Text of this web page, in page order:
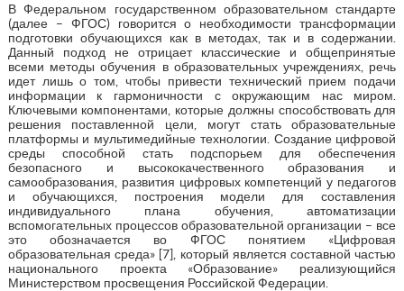
В Федеральном государственном образовательном стандарте
(далее – ФГОС) говорится о необходимости трансформации
подготовки обучающихся как в методах, так и в содержании.
Данный подход не отрицает классические и общепринятые
всеми методы обучения в образовательных учреждениях, речь
идет лишь о том, чтобы привести технический прием подачи
информации к гармоничности с окружающим нас миром.
Ключевыми компонентами, которые должны способствовать для
решения поставленной цели, могут стать образовательные
платформы и мультимедийные технологии. Создание цифровой
среды способной стать подспорьем для обеспечения
безопасного и высококачественного образования и
самообразования, развития цифровых компетенций у педагогов
и обучающихся, построения модели для составления
индивидуального плана обучения, автоматизации
вспомогательных процессов образовательной организации – все
это обозначается во ФГОС понятием «Цифровая
образовательная среда» [7], который является составной частью
национального проекта «Образование» реализующийся
Министерством просвещения Российской Федерации.